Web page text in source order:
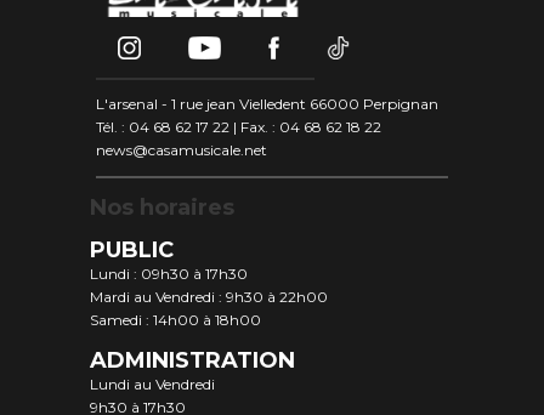
L'arsenal - 1 rue jean Vielledent 66000 Perpignan
Tél. : 04 68 62 17 22 | Fax. : 04 68 62 18 22
news@casamusicale.net
Nos horaires
PUBLIC
Lundi : 09h30 à 17h30
Mardi au Vendredi : 9h30 à 22h00
Samedi : 14h00 à 18h00
ADMINISTRATION
Lundi au Vendredi
9h30 à 17h30